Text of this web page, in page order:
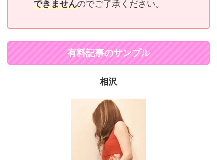
できませんのでご了承ください。
有料記事のサンプル
相沢